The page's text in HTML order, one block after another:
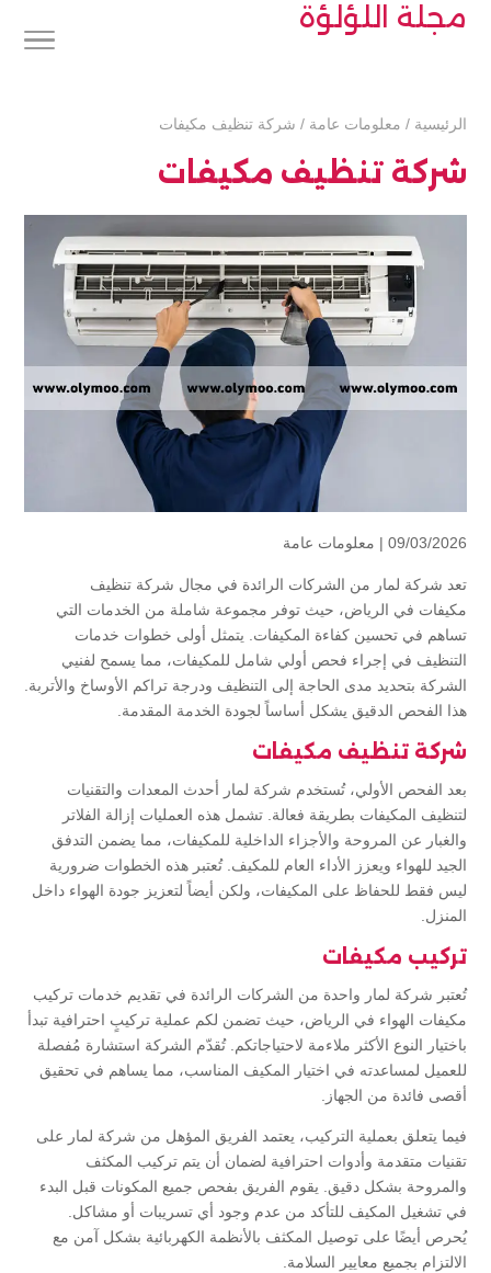
مجلة اللؤلؤة
الرئيسية / معلومات عامة / شركة تنظيف مكيفات
شركة تنظيف مكيفات
09/03/2026 | معلومات عامة
تعد شركة لمار من الشركات الرائدة في مجال شركة تنظيف
مكيفات في الرياض، حيث توفر مجموعة شاملة من الخدمات التي
تساهم في تحسين كفاءة المكيفات. يتمثل أولى خطوات خدمات
التنظيف في إجراء فحص أولي شامل للمكيفات، مما يسمح لفنيي
الشركة بتحديد مدى الحاجة إلى التنظيف ودرجة تراكم الأوساخ والأتربة.
هذا الفحص الدقيق يشكل أساساً لجودة الخدمة المقدمة.
شركة تنظيف مكيفات
بعد الفحص الأولي، تُستخدم شركة لمار أحدث المعدات والتقنيات
لتنظيف المكيفات بطريقة فعالة. تشمل هذه العمليات إزالة الفلاتر
والغبار عن المروحة والأجزاء الداخلية للمكيفات، مما يضمن التدفق
الجيد للهواء ويعزز الأداء العام للمكيف. تُعتبر هذه الخطوات ضرورية
ليس فقط للحفاظ على المكيفات، ولكن أيضاً لتعزيز جودة الهواء داخل
المنزل.
تركيب مكيفات
تُعتبر شركة لمار واحدة من الشركات الرائدة في تقديم خدمات تركيب
مكيفات الهواء في الرياض، حيث تضمن لكم عملية تركيبٍ احترافية تبدأ
باختيار النوع الأكثر ملاءمة لاحتياجاتكم. تُقدّم الشركة استشارة مُفصلة
للعميل لمساعدته في اختيار المكيف المناسب، مما يساهم في تحقيق
أقصى فائدة من الجهاز.
فيما يتعلق بعملية التركيب، يعتمد الفريق المؤهل من شركة لمار على
تقنيات متقدمة وأدوات احترافية لضمان أن يتم تركيب المكثف
والمروحة بشكل دقيق. يقوم الفريق بفحص جميع المكونات قبل البدء
في تشغيل المكيف للتأكد من عدم وجود أي تسريبات أو مشاكل.
يُحرص أيضًا على توصيل المكثف بالأنظمة الكهربائية بشكل آمن مع
الالتزام بجميع معايير السلامة.